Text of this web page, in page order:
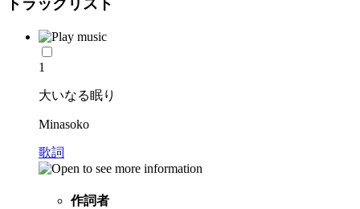
トラックリスト
1
大いなる眠り
Minasoko
歌詞
作詞者